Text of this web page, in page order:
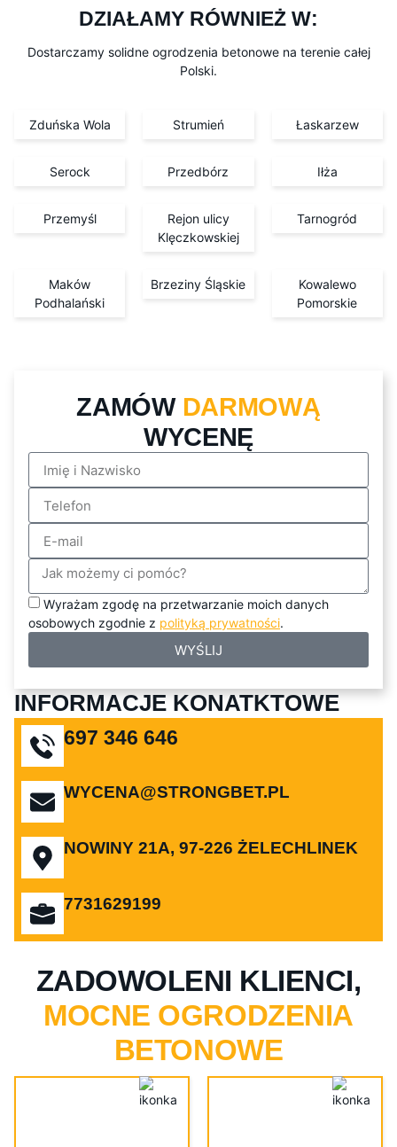
DZIAŁAMY RÓWNIEŻ W:
Dostarczamy solidne ogrodzenia betonowe na terenie całej
Polski.
Zduńska Wola Strumień Łaskarzew
Serock Przedbórz Iłża
Przemyśl
Rejon ulicy
Klęczkowskiej
Tarnogród
Maków
Podhalański
Brzeziny Śląskie
Kowalewo
Pomorskie
ZAMÓW DARMOWĄ
WYCENĘ
Wyrażam zgodę na przetwarzanie moich danych
osobowych zgodnie z polityką prywatności.
WYŚLIJ
INFORMACJE KONATKTOWE
697 346 646
WYCENA@STRONGBET.PL
NOWINY 21A, 97-226 ŻELECHLINEK
7731629199
ZADOWOLENI KLIENCI,
MOCNE OGRODZENIA
BETONOWE